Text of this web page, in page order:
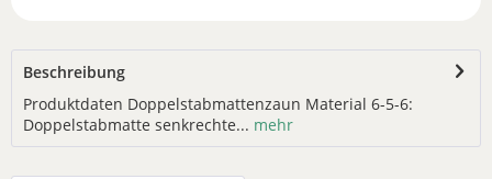
Beschreibung
Produktdaten Doppelstabmattenzaun Material 6-5-6:
Doppelstabmatte senkrechte... mehr